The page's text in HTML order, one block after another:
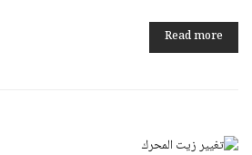
Read more